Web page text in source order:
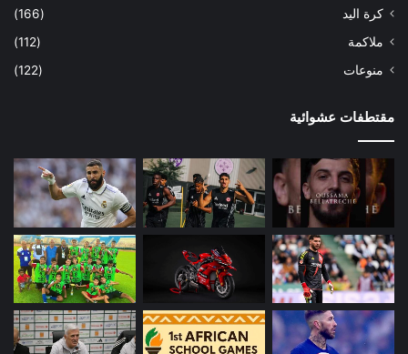
كرة اليد
(166)
ملاكمة
(112)
منوعات
(122)
مقتطفات عشوائية